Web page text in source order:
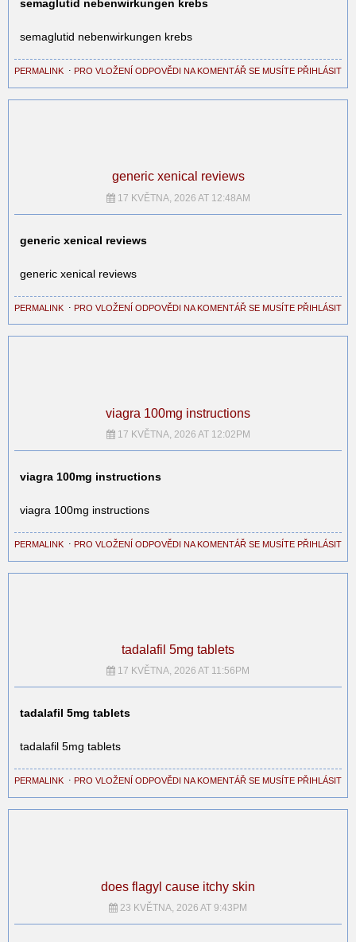
semaglutid nebenwirkungen krebs
semaglutid nebenwirkungen krebs
PERMALINK ⋅ PRO VLOŽENÍ ODPOVĚDI NA KOMENTÁŘ SE MUSÍTE PŘIHLÁSIT
generic xenical reviews
17 KVĚTNA, 2026 AT 12:48AM
generic xenical reviews
generic xenical reviews
PERMALINK ⋅ PRO VLOŽENÍ ODPOVĚDI NA KOMENTÁŘ SE MUSÍTE PŘIHLÁSIT
viagra 100mg instructions
17 KVĚTNA, 2026 AT 12:02PM
viagra 100mg instructions
viagra 100mg instructions
PERMALINK ⋅ PRO VLOŽENÍ ODPOVĚDI NA KOMENTÁŘ SE MUSÍTE PŘIHLÁSIT
tadalafil 5mg tablets
17 KVĚTNA, 2026 AT 11:56PM
tadalafil 5mg tablets
tadalafil 5mg tablets
PERMALINK ⋅ PRO VLOŽENÍ ODPOVĚDI NA KOMENTÁŘ SE MUSÍTE PŘIHLÁSIT
does flagyl cause itchy skin
23 KVĚTNA, 2026 AT 9:43PM